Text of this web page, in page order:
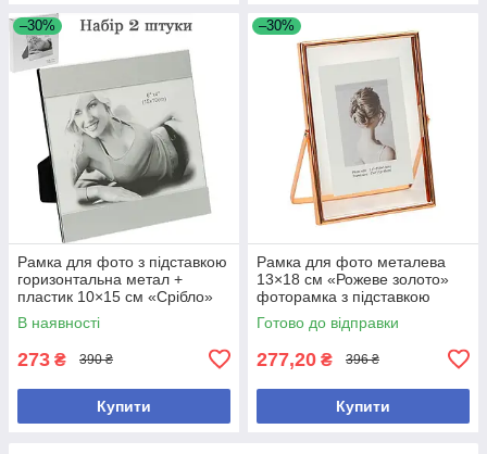
–30%
Рамка для фото з підставкою
горизонтальна метал +
пластик 10×15 см «Срібло»
фоторамка Набір 2 шт
В наявності
273 ₴ 390 ₴
Купити
–30%
Рамка для фото металева
13×18 см «Рожеве золото»
фоторамка з підставкою
Готово до відправки
277,20 ₴ 396 ₴
Купити